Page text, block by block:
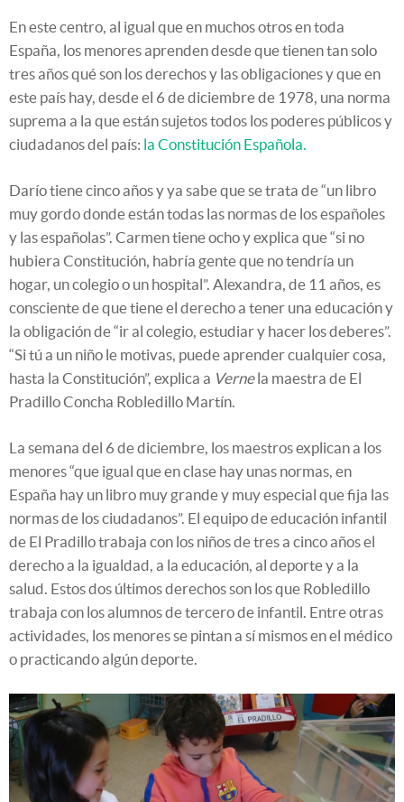
En este centro, al igual que en muchos otros en toda
España, los menores aprenden desde que tienen tan solo
tres años qué son los derechos y las obligaciones y que en
este país hay, desde el 6 de diciembre de 1978, una norma
suprema a la que están sujetos todos los poderes públicos y
ciudadanos del país: la Constitución Española.
Darío tiene cinco años y ya sabe que se trata de “un libro
muy gordo donde están todas las normas de los españoles
y las españolas”. Carmen tiene ocho y explica que “si no
hubiera Constitución, habría gente que no tendría un
hogar, un colegio o un hospital”. Alexandra, de 11 años, es
consciente de que tiene el derecho a tener una educación y
la obligación de “ir al colegio, estudiar y hacer los deberes”.
“Si tú a un niño le motivas, puede aprender cualquier cosa,
hasta la Constitución”, explica a Vernela maestra de El
Pradillo Concha Robledillo Martín.
La semana del 6 de diciembre, los maestros explican a los
menores “que igual que en clase hay unas normas, en
España hay un libro muy grande y muy especial que fija las
normas de los ciudadanos”. El equipo de educación infantil
de El Pradillo trabaja con los niños de tres a cinco años el
derecho a la igualdad, a la educación, al deporte y a la
salud. Estos dos últimos derechos son los que Robledillo
trabaja con los alumnos de tercero de infantil. Entre otras
actividades, los menores se pintan a sí mismos en el médico
o practicando algún deporte.